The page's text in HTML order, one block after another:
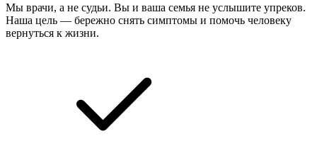
Мы врачи, а не судьи. Вы и ваша семья не услышите упреков.
Наша цель — бережно снять симптомы и помочь человеку
вернуться к жизни.